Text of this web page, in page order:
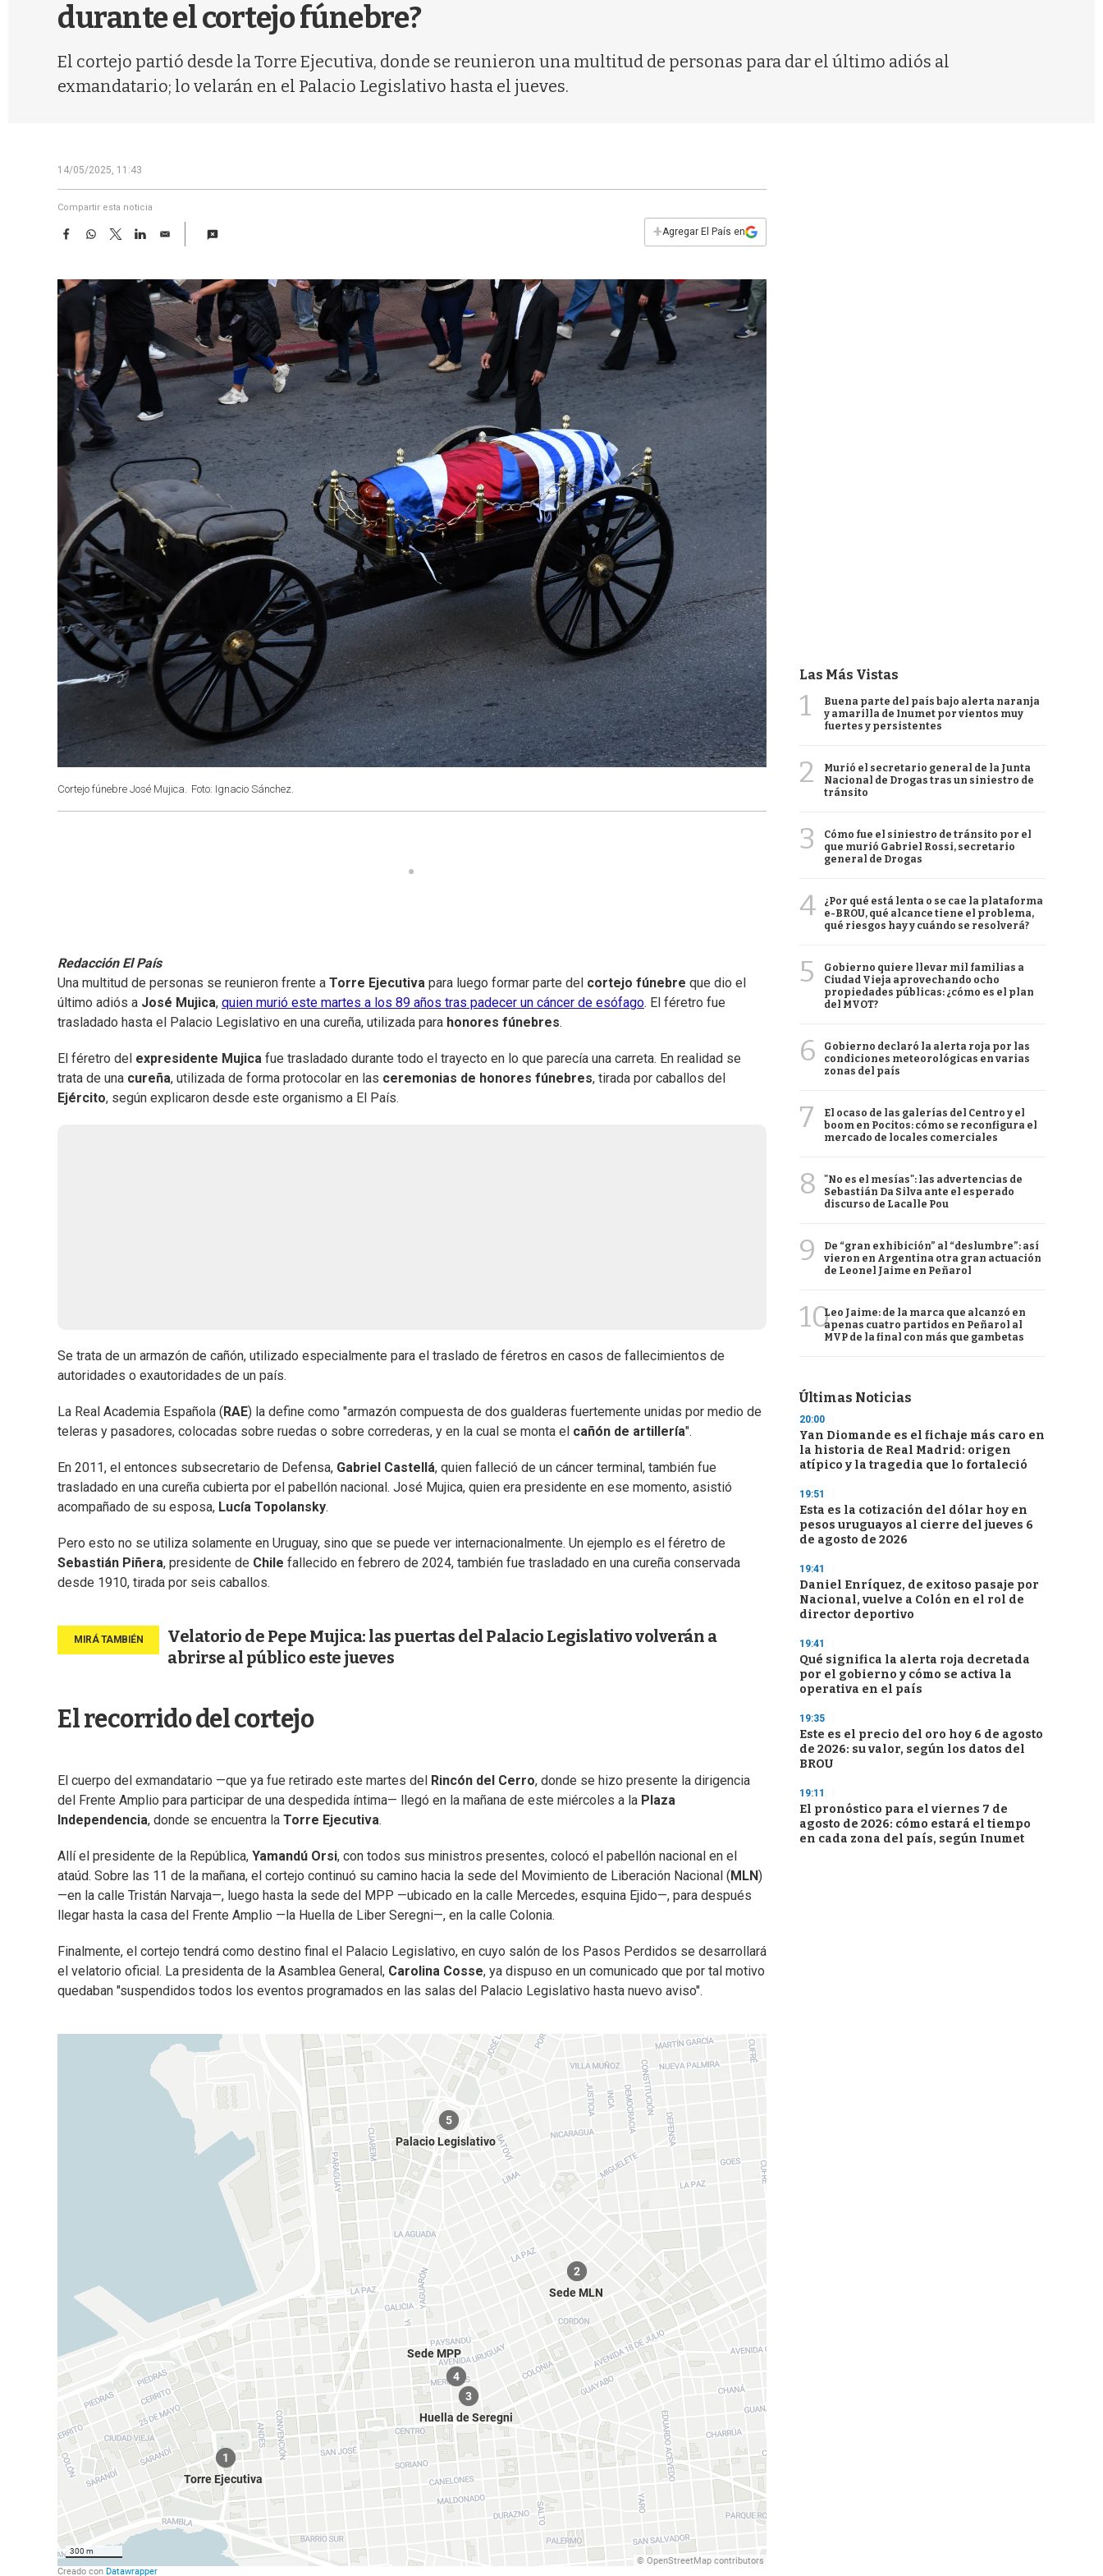
durante el cortejo fúnebre?
El cortejo partió desde la Torre Ejecutiva, donde se reunieron una multitud de personas para dar el último adiós al
exmandatario; lo velarán en el Palacio Legislativo hasta el jueves.
14/05/2025, 11:43
Compartir esta noticia
F
e
b
k
W
t
s
A
p
p
T
w
t
L
k
e
d
n
E
i
l
+Agregar El País en
Cortejo fúnebre José Mujica. Foto: Ignacio Sánchez.
Redacción El País
Una multitud de personas se reunieron frente a Torre Ejecutiva para luego formar parte del cortejo fúnebre que dio el
último adiós a José Mujica, quien murió este martes a los 89 años tras padecer un cáncer de esófago. El féretro fue
trasladado hasta el Palacio Legislativo en una cureña, utilizada para honores fúnebres.
El féretro del expresidente Mujica fue trasladado durante todo el trayecto en lo que parecía una carreta. En realidad se
trata de una cureña, utilizada de forma protocolar en las ceremonias de honores fúnebres, tirada por caballos del
Ejército, según explicaron desde este organismo a El País.
Se trata de un armazón de cañón, utilizado especialmente para el traslado de féretros en casos de fallecimientos de
autoridades o exautoridades de un país.
La Real Academia Española ( RAE) la define como "armazón compuesta de dos gualderas fuertemente unidas por medio de
teleras y pasadores, colocadas sobre ruedas o sobre correderas, y en la cual se monta el cañón de artillería".
En 2011, el entonces subsecretario de Defensa, Gabriel Castellá, quien falleció de un cáncer terminal, también fue
trasladado en una cureña cubierta por el pabellón nacional. José Mujica, quien era presidente en ese momento, asistió
acompañado de su esposa, Lucía Topolansky.
Pero esto no se utiliza solamente en Uruguay, sino que se puede ver internacionalmente. Un ejemplo es el féretro de
Sebastián Piñera, presidente de Chile fallecido en febrero de 2024, también fue trasladado en una cureña conservada
desde 1910, tirada por seis caballos.
Velatorio de Pepe Mujica: las puertas del Palacio Legislativo volverán a
abrirse al público este jueves
El recorrido del cortejo
El cuerpo del exmandatario —que ya fue retirado este martes del Rincón del Cerro, donde se hizo presente la dirigencia
del Frente Amplio para participar de una despedida íntima— llegó en la mañana de este miércoles a la Plaza
Independencia, donde se encuentra la Torre Ejecutiva.
Allí el presidente de la República, Yamandú Orsi, con todos sus ministros presentes, colocó el pabellón nacional en el
ataúd. Sobre las 11 de la mañana, el cortejo continuó su camino hacia la sede del Movimiento de Liberación Nacional ( MLN)
—en la calle Tristán Narvaja—, luego hasta la sede del MPP —ubicado en la calle Mercedes, esquina Ejido—, para después
llegar hasta la casa del Frente Amplio —la Huella de Liber Seregni—, en la calle Colonia.
Finalmente, el cortejo tendrá como destino final el Palacio Legislativo, en cuyo salón de los Pasos Perdidos se desarrollará
el velatorio oficial. La presidenta de la Asamblea General, Carolina Cosse, ya dispuso en un comunicado que por tal motivo
quedaban "suspendidos todos los eventos programados en las salas del Palacio Legislativo hasta nuevo aviso".
Las Más Vistas
1
Buena parte del país bajo alerta naranja
y amarilla de Inumet por vientos muy
fuertes y persistentes
2
Murió el secretario general de la Junta
Nacional de Drogas tras un siniestro de
tránsito
3
Cómo fue el siniestro de tránsito por el
que murió Gabriel Rossi, secretario
general de Drogas
4
¿Por qué está lenta o se cae la plataforma
e-BROU, qué alcance tiene el problema,
qué riesgos hay y cuándo se resolverá?
5
Gobierno quiere llevar mil familias a
Ciudad Vieja aprovechando ocho
propiedades públicas: ¿cómo es el plan
del MVOT?
6
Gobierno declaró la alerta roja por las
condiciones meteorológicas en varias
zonas del país
7
El ocaso de las galerías del Centro y el
boom en Pocitos: cómo se reconfigura el
mercado de locales comerciales
8
"No es el mesías": las advertencias de
Sebastián Da Silva ante el esperado
discurso de Lacalle Pou
9
De “gran exhibición” al “deslumbre”: así
vieron en Argentina otra gran actuación
de Leonel Jaime en Peñarol
10Leo Jaime: de la marca que alcanzó en
apenas cuatro partidos en Peñarol al
MVP de la final con más que gambetas
Últimas Noticias
20:00
Yan Diomande es el fichaje más caro en
la historia de Real Madrid: origen
atípico y la tragedia que lo fortaleció
19:51
Esta es la cotización del dólar hoy en
pesos uruguayos al cierre del jueves 6
de agosto de 2026
19:41
Daniel Enríquez, de exitoso pasaje por
Nacional, vuelve a Colón en el rol de
director deportivo
19:41
Qué significa la alerta roja decretada
por el gobierno y cómo se activa la
operativa en el país
19:35
Este es el precio del oro hoy 6 de agosto
de 2026: su valor, según los datos del
BROU
19:11
El pronóstico para el viernes 7 de
agosto de 2026: cómo estará el tiempo
en cada zona del país, según Inumet